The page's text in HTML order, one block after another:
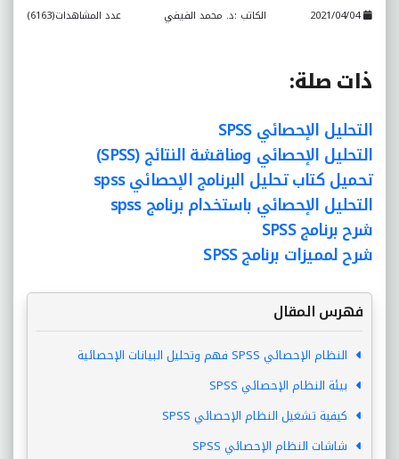
2021/04/04 عدد المشاهدات(6163) الكاتب :د. محمد الفيفي
ذات صلة:
التحليل الإحصائي SPSS
التحليل الإحصائي ومناقشة النتائج (SPSS)
تحميل كتاب تحليل البرنامج الإحصائي spss
التحليل الإحصائي باستخدام برنامج spss
شرح برنامج SPSS
شرح لمميزات برنامج SPSS
فهرس المقال
النظام الإحصائي SPSS فهم وتحليل البيانات الإحصائية
بيئة النظام الإحصائي SPSS
كيفية تشغيل النظام الإحصائي SPSS
شاشات النظام الإحصائي SPSS